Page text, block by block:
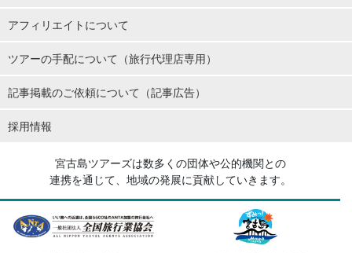
アフィリエイトについて
ツアーの手配について（旅行代理店専用）
記事掲載のご依頼について（記事広告）
採用情報
宮古島ツアーズは数多くの団体や公的機関との
連携を通じて、地域の発展に貢献していきます。